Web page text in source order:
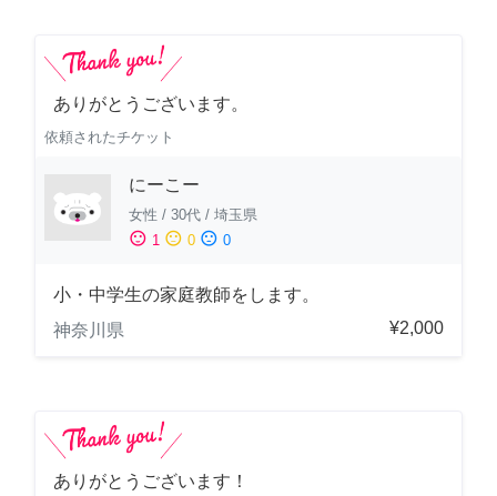
ありがとうございます。
依頼されたチケット
にーこー
女性 / 30代 / 埼玉県
sentiment_satisfied 1 sentiment_neutral 0 sentiment_dissatisfied 0
小・中学生の家庭教師をします。
神奈川県
¥2,000
ありがとうございます！